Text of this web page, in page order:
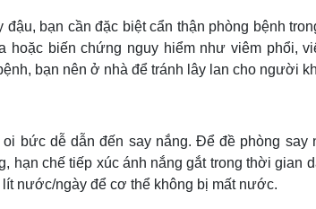
bạn cần đặc biệt cẩn thận phòng bệnh
hoặc biến chứng nguy hiểm như viêm phổi,
bạn nên ở nhà để tránh lây lan cho người
bức dễ dẫn đến say nắng. Để đề phòng say
hạn chế tiếp xúc ánh nắng gắt trong thời gian
nước/ngày để cơ thể không bị mất nước.